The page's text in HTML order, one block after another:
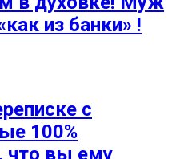
из банки» !
с
100%
что вы ему